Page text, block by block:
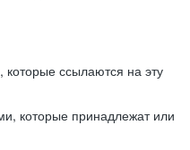
которые ссылаются на эту
которые принадлежат или